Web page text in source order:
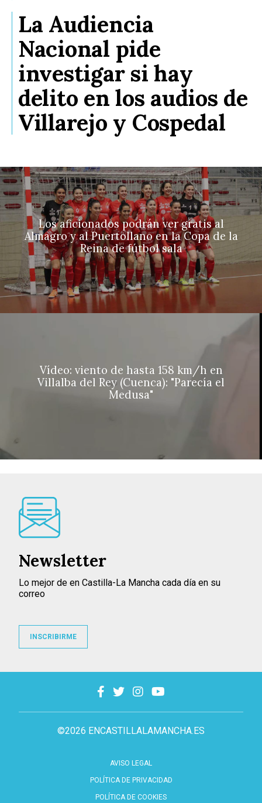
La Audiencia
Nacional pide
investigar si hay
delito en los audios de
Villarejo y Cospedal
Los aficionados podrán ver gratis al
Almagro y al Puertollano en la Copa de la
Reina de fútbol sala
Vídeo: viento de hasta 158 km/h en
Villalba del Rey (Cuenca): "Parecía el
Medusa"
©2026 ENCASTILLALAMANCHA.ES
AVISO LEGAL
POLÍTICA DE PRIVACIDAD
POLÍTICA DE COOKIES
Newsletter
Lo mejor de en Castilla-La Mancha cada día en su
correo
INSCRIBIRME